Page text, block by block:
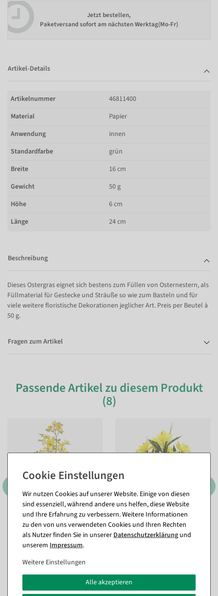
Jetzt bestellen,
Paketversand sofort am nächsten Werktag(Mo-Fr)
Artikel-Details
Artikelnummer
46811400
Material
Papier
Anwendung
innen
Standardfarbe
grün
Breite
16 cm
Gewicht
50 g
Höhe
6 cm
Länge
24 cm
Beschreibung
Dieses Ostergras eignet sich bestens zum Füllen von Osternestern, als
Füllmaterial für Gestecke und Sträuße so wie zum Basteln und für
viele weitere floristische Dekorationen jeglicher Art. Preis per Beutel à
50 g.
Fragen zum Artikel
Passende Artikel zu diesem Produkt
(8)
Künstlicher Forsythienzweig
gelb, 95 cm
Sofort versandfähig.
11,84 €
9,95 EUR zzgl. ges. MwSt.
Künstlicher Narzissen-
Blumenstrauß 38 cm
Sofort versandfähig.
7,95 EUR zzgl. ges. MwSt.
Wir nutzen Cookies auf unserer Website. Einige von diesen
sind essenziell, während andere uns helfen, diese Website
und Ihre Erfahrung zu verbessern. Weitere Informationen
zu den von uns verwendeten Cookies und Ihren Rechten
als Nutzer finden Sie in unsererDaten­schutz­erklärung und
unserem Impressum.
Weitere Einstellungen
Alle akzeptieren